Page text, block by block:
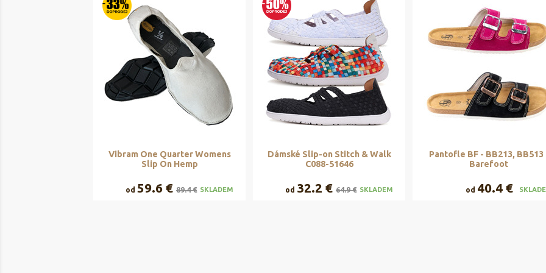
Vibram One Quarter Womens
Slip On Hemp
od 59.6 € 89.4 € SKLADEM
Dámské Slip-on Stitch & Walk
C088-51646
od 32.2 € 64.9 € SKLADEM
Pantofle BF - BB213, BB513
Barefoot
od 40.4 €